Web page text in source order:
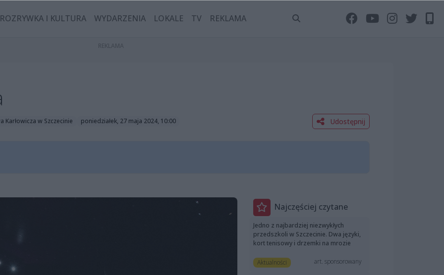
ROZRYWKA I KULTURA WYDARZENIA LOKALE TV REKLAMA
Karłowicza w Szczecinie poniedziałek, 27 maja 2024, 10:00 Udostępnij
Najczęściej czytane
Jedno z najbardziej niezwykłych
przedszkoli w Szczecinie. Dwa języki,
kort tenisowy i drzemki na mrozie
Aktualności art. sponsorowany